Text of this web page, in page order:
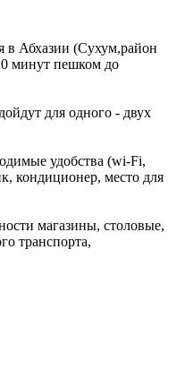
Абхазии (Сухум,район
минут пешком до
для одного - двух
удобства (wi-Fi,
кондиционер, место для
магазины, столовые,
транспорта,